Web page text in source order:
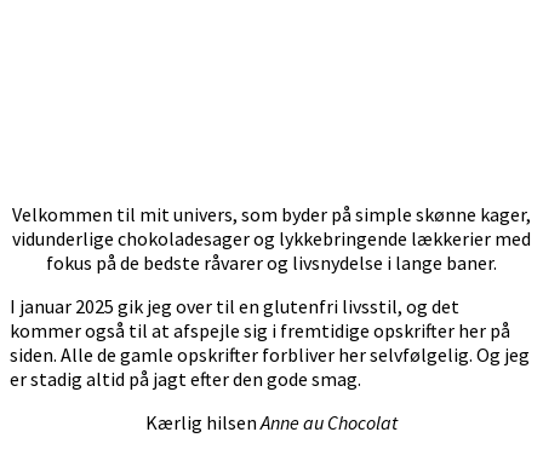
Velkommen til mit univers, som byder på simple skønne kager,
vidunderlige chokoladesager og lykkebringende lækkerier med
fokus på de bedste råvarer og livsnydelse i lange baner.
I januar 2025 gik jeg over til en glutenfri livsstil, og det
kommer også til at afspejle sig i fremtidige opskrifter her på
siden. Alle de gamle opskrifter forbliver her selvfølgelig. Og jeg
er stadig altid på jagt efter den gode smag.
Kærlig hilsenAnne au Chocolat